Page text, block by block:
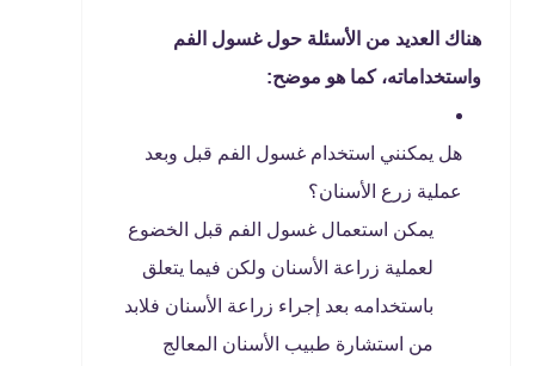
هناك العديد من الأسئلة حول غسول الفم
واستخداماته، كما هو موضح:
هل يمكنني استخدام غسول الفم قبل وبعد
عملية زرع الأسنان؟
يمكن استعمال غسول الفم قبل الخضوع
لعملية زراعة الأسنان ولكن فيما يتعلق
باستخدامه بعد إجراء زراعة الأسنان فلابد
من استشارة طبيب الأسنان المعالج